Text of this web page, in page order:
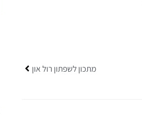
מתכון לשפתון רול אוןהבא